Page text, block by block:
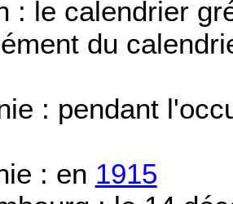
: le calendrier
du
: pendant
: en 1915